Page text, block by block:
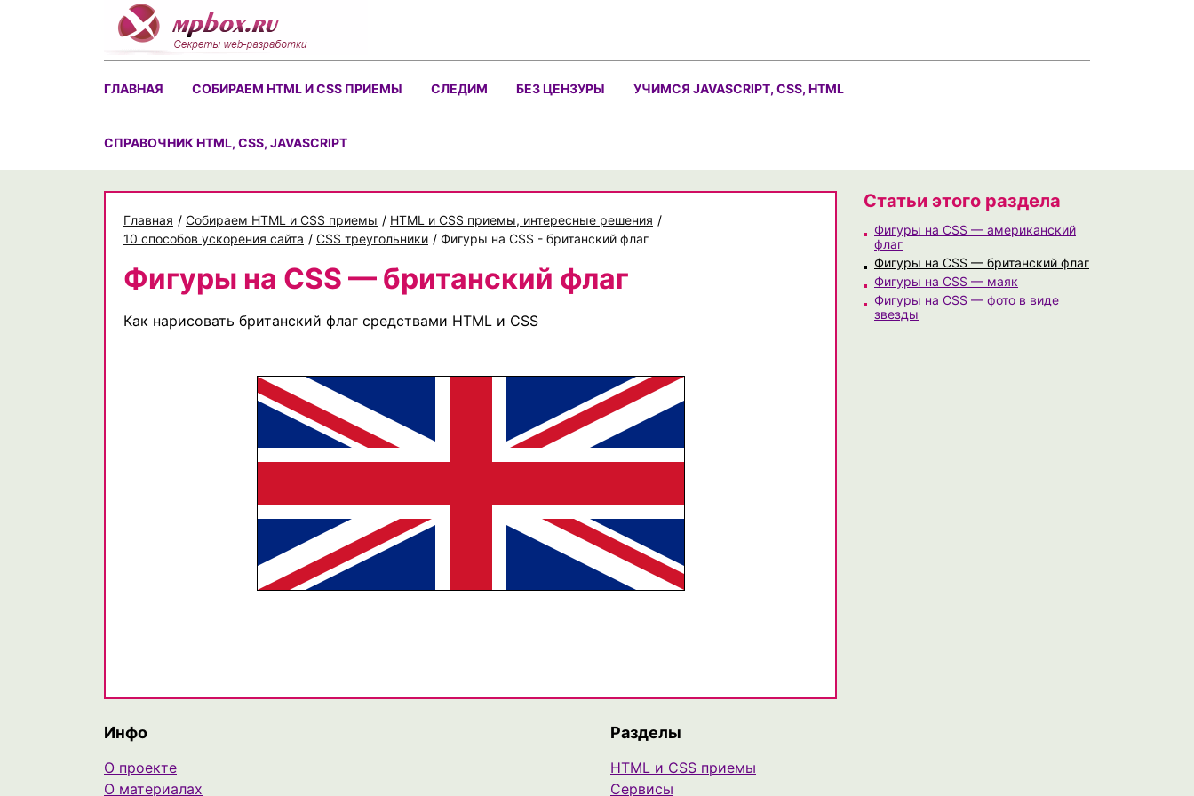
ГЛАВНАЯ СОБИРАЕМ HTML И CSS ПРИЕМЫ СЛЕДИМ БЕЗ ЦЕНЗУРЫ УЧИМСЯ JAVASCRIPT, CSS, HTML
CПРАВОЧНИК HTML, CSS, JAVASCRIPT
Главная / Собираем HTML и CSS приемы / HTML и CSS приемы, интересные решения /
10 способов ускорения сайта / CSS треугольники / Фигуры на CSS - британский флаг
Фигуры на CSS — британский флаг
Как нарисовать британский флаг средствами HTML и CSS
Статьи этого раздела
Фигуры на CSS — американский
флаг
Фигуры на CSS — британский флаг
Фигуры на CSS — маяк
Фигуры на CSS — фото в виде
звезды
Инфо
О проекте
О материалах
Разделы
HTML и CSS приемы
Сервисы